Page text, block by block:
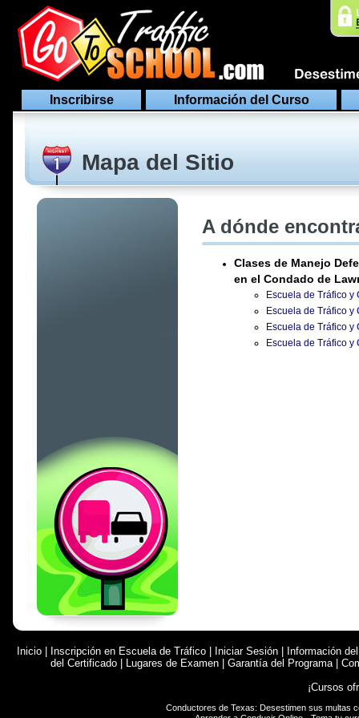
Inscribirse Información del Curso
Mapa del Sitio
A dónde
Clases de Manejo
en el Condado de
Escuela de Tráfico
Escuela de Tráfico
Escuela de Tráfico
Escuela de Tráfico
Inicio Inscripción en Escuela de Tráfico Iniciar Sesión
Información
del Certificado
Lugares de Examen Garantía del Programa|
¡Cursos
Conductores de Texas: Desestimen sus multas